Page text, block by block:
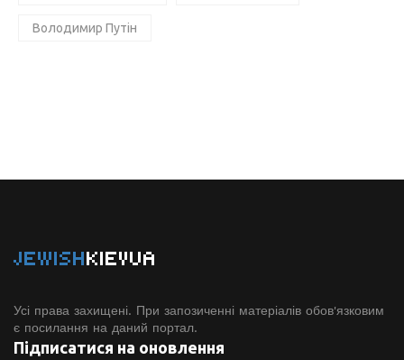
Володимир Путін
JEWISHKIEVUA
Усі права захищені. При запозиченні матеріалів обов'язковим
є посилання на даний портал.
Підписатися на оновлення